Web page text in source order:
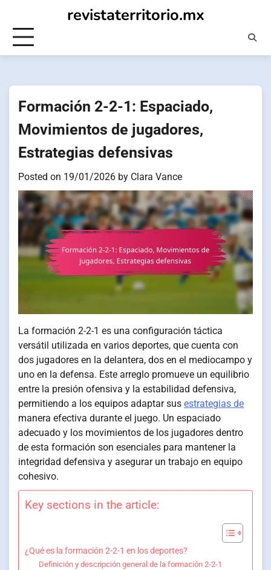
content
revistaterritorio.mx
Formación 2-2-1: Espaciado,
Movimientos de jugadores,
Estrategias defensivas
Posted on 19/01/2026 by Clara Vance
La formación 2-2-1 es una configuración táctica
versátil utilizada en varios deportes, que cuenta con
dos jugadores en la delantera, dos en el mediocampo y
uno en la defensa. Este arreglo promueve un equilibrio
entre la presión ofensiva y la estabilidad defensiva,
permitiendo a los equipos adaptar sus estrategias de
manera efectiva durante el juego. Un espaciado
adecuado y los movimientos de los jugadores dentro
de esta formación son esenciales para mantener la
integridad defensiva y asegurar un trabajo en equipo
cohesivo.
Key sections in the article:
¿Qué es la formación 2-2-1 en los deportes?
Definición y descripción general de la formación 2-2-1